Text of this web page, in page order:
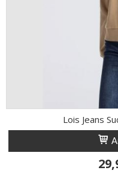
Lois Jeans